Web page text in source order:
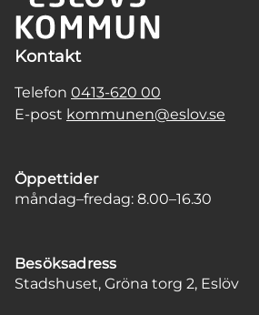
Kontakt
Telefon 0413-620 00
E-post kommunen@eslov.se
Öppettider
måndag–fredag: 8.00–16.30
Besöksadress
Stadshuset, Gröna torg 2, Eslöv